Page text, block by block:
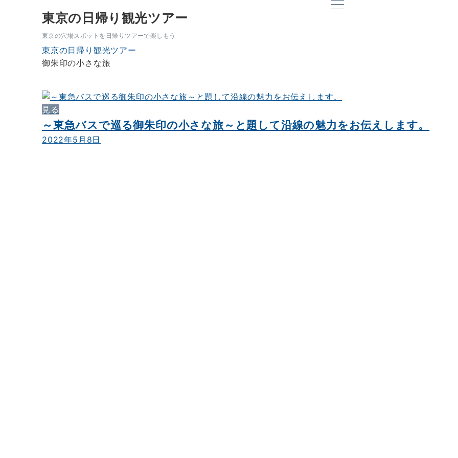
東京の日帰り観光ツアー
東京の穴場スポットを日帰りツアーで楽しもう
東京の日帰り観光ツアー
御朱印の小さな旅
見る
～東急バスで巡る御朱印の小さな旅～と題して沿線の魅力をお伝えします。
2022年5月8日